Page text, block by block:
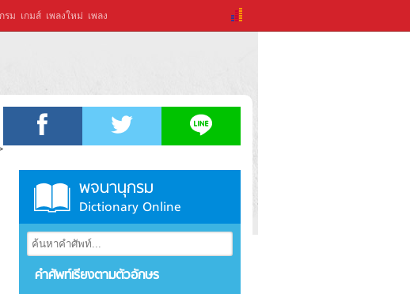
รม เกมส์ เพลงใหม่ เพลง
พจนานุกรม
Dictionary Online
คำศัพท์เรียงตามตัวอักษร